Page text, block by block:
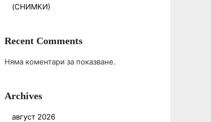
(СНИМКИ)
Recent Comments
Няма коментари за показване.
Archives
август 2026